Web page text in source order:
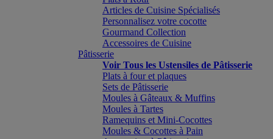
Articles de Cuisine Spécialisés
Personnalisez votre cocotte
Gourmand Collection
Accessoires de Cuisine
Pâtisserie
Voir Tous les Ustensiles de Pâtisserie
Plats à four et plaques
Sets de Pâtisserie
Moules à Gâteaux & Muffins
Moules à Tartes
Ramequins et Mini-Cocottes
Moules & Cocottes à Pain